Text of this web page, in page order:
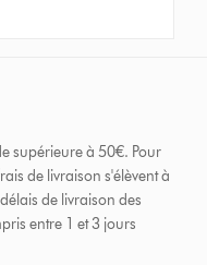
supérieure à 50€. Pour
de livraison s'élèvent à
de livraison des
entre 1 et 3 jours